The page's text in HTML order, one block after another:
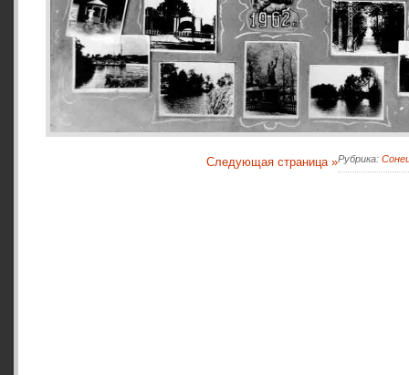
Рубрика:
Следующая страница »